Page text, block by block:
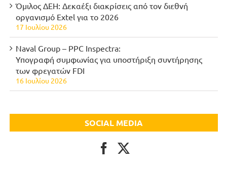
Όμιλος ΔΕΗ: Δεκαέξι διακρίσεις από τον διεθνή
οργανισμό Extel για το 2026
17 Ιουλίου 2026
Naval Group – PPC Inspectra:
Υπογραφή συμφωνίας για υποστήριξη συντήρησης
των φρεγατών FDI
16 Ιουλίου 2026
SOCIAL MEDIA